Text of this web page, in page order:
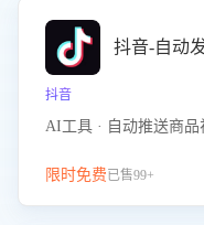
抖音-自动
抖音
AI工具 · 自动推送商品
限时免费已售99+